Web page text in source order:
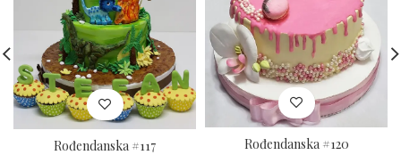
Rođendanska #117 Rođendanska #120